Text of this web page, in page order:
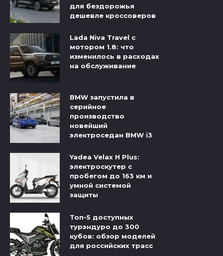
для бездорожья
дешевле кроссоверов
Lada Niva Travel с
мотором 1.8: что
изменилось в расходах
на обслуживание
BMW запустила в
серийное
производство
новейший
электроседан BMW i3
Yadea Velax H Plus:
электроскутер с
пробегом до 163 км и
умной системой
защиты
Топ-5 доступных
турэндуро до 300
кубов: обзор моделей
для российских трасс